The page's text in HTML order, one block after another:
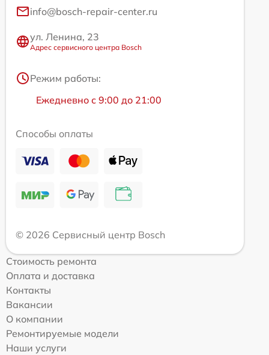
info@bosch-repair-center.ru
ул. Ленина, 23
Адрес сервисного центра Bosch
Режим работы:
Ежедневно с 9:00 до 21:00
Способы оплаты
© 2026 Сервисный центр Bosch
Стоимость ремонта
Оплата и доставка
Контакты
Вакансии
О компании
Ремонтируемые модели
Наши услуги